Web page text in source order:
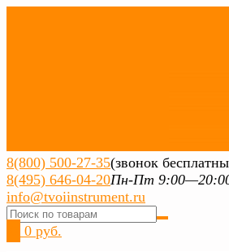
8(800) 500-27-35(звонок
8(495) 646-04-20Пн-Пт
info@tvoiinstrument.ru
0 руб.